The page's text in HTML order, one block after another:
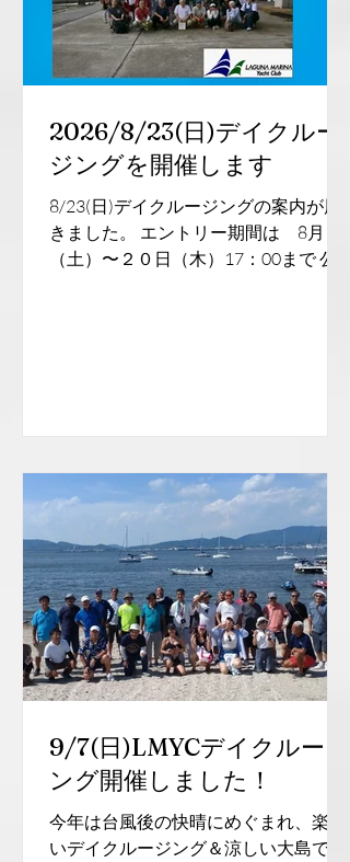
2026/8/23(日)デイクルー
ジングを開催します
8/23(日)デイクルージングの案内が届
きました。 エントリー期間は 8月1日
（土）〜２０日（木）17：00まで 公
9/7(日)LMYCデイクルージ
ング開催しました！
今年は台風後の快晴にめぐまれ、楽し
いデイクルージング＆涼しい大島での